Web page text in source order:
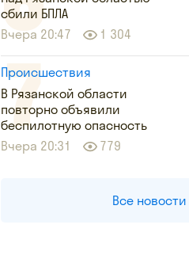
сбили БПЛА
Вчера 20:47
1 304
Происшествия
В Рязанской области
повторно объявили
беспилотную опасность
Вчера 20:31
779
Все новости